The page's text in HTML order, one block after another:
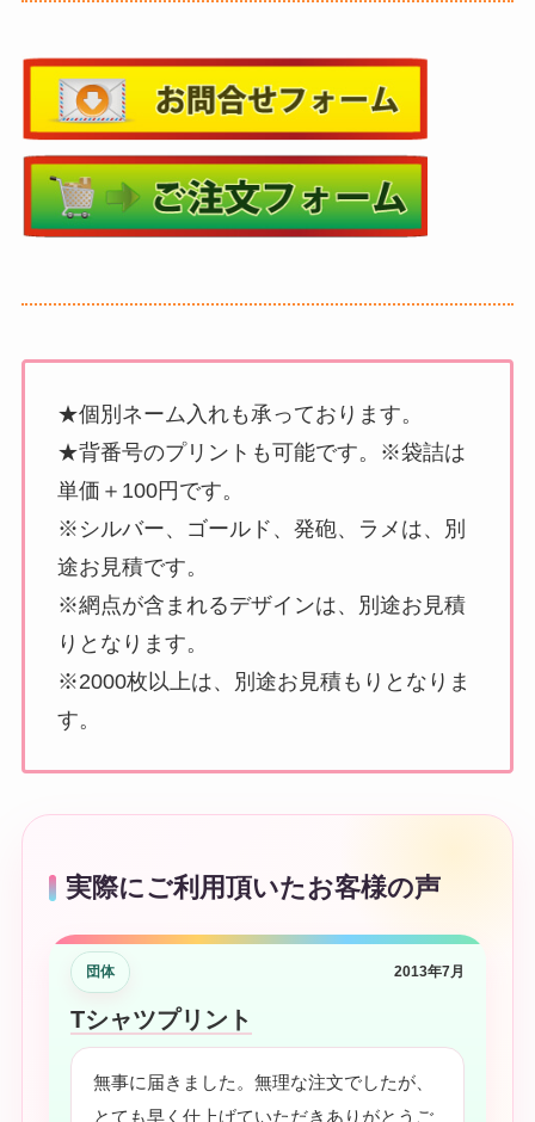
★個別ネーム入れも承っております。
★背番号のプリントも可能です。※袋詰は
単価＋100円です。
※シルバー、ゴールド、発砲、ラメは、別
途お見積です。
※網点が含まれるデザインは、別途お見積
りとなります。
※2000枚以上は、別途お見積もりとなりま
す。
実際にご利用頂いたお客様の声
団体 2013年7月
Tシャツプリント
無事に届きました。無理な注文でしたが、
とても早く仕上げていただきありがとうご